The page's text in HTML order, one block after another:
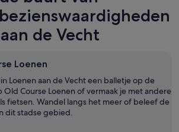
de Vecht
Loenen
Loenen aan de Vecht een balletje op de
Course Loenen of vermaak je met andere
fietsen. Wandel langs het meer of beleef de
dit stadse gebied.